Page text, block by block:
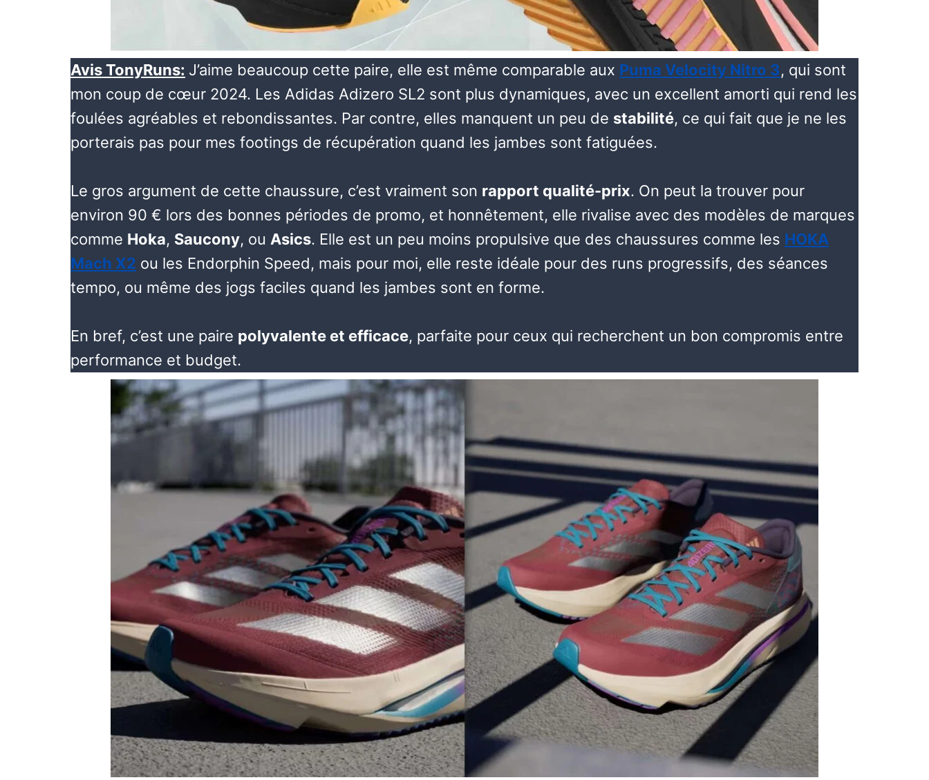
Avis TonyRuns: J’aime beaucoup cette paire, elle est même comparable aux Puma Velocity Nitro 3, qui sont
mon coup de cœur 2024. Les Adidas Adizero SL2 sont plus dynamiques, avec un excellent amorti qui rend les
foulées agréables et rebondissantes. Par contre, elles manquent un peu de stabilité, ce qui fait que je ne les
porterais pas pour mes footings de récupération quand les jambes sont fatiguées.
Le gros argument de cette chaussure, c’est vraiment son rapport qualité-prix. On peut la trouver pour
environ 90 € lors des bonnes périodes de promo, et honnêtement, elle rivalise avec des modèles de marques
comme Hoka, Saucony, ou Asics. Elle est un peu moins propulsive que des chaussures comme les HOKA
Mach X2 ou les Endorphin Speed, mais pour moi, elle reste idéale pour des runs progressifs, des séances
tempo, ou même des jogs faciles quand les jambes sont en forme.
En bref, c’est une paire polyvalente et efficace, parfaite pour ceux qui recherchent un bon compromis entre
performance et budget.